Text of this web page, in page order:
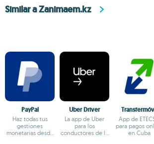
Similar a Zanimaem.kz
PayPal
Haz todas tus
gestiones
monetarias desde
Uber Driver
La app de Uber
para los
conductores de la
App de
para pagos
en Cuba